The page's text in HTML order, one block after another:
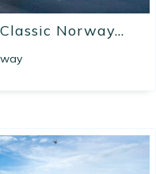
Norway...